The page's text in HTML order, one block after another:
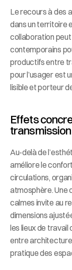
Le recours à des
dans un territoire
collaboration peut
contemporains
productifs entre
pour l’usager est
lisible et porteur
Effets
transmission
Au-delà de
améliore le
circulations,
atmosphère. Une
calmes invite au
dimensions
les lieux de travail
entre
pratique des